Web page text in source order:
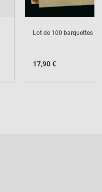
Lot de 100 barquettes
17,90 €